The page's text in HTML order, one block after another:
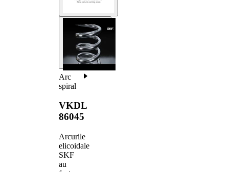
Arc
spiral
VKDL
86045
Arcurile
elicoidale
SKF
au